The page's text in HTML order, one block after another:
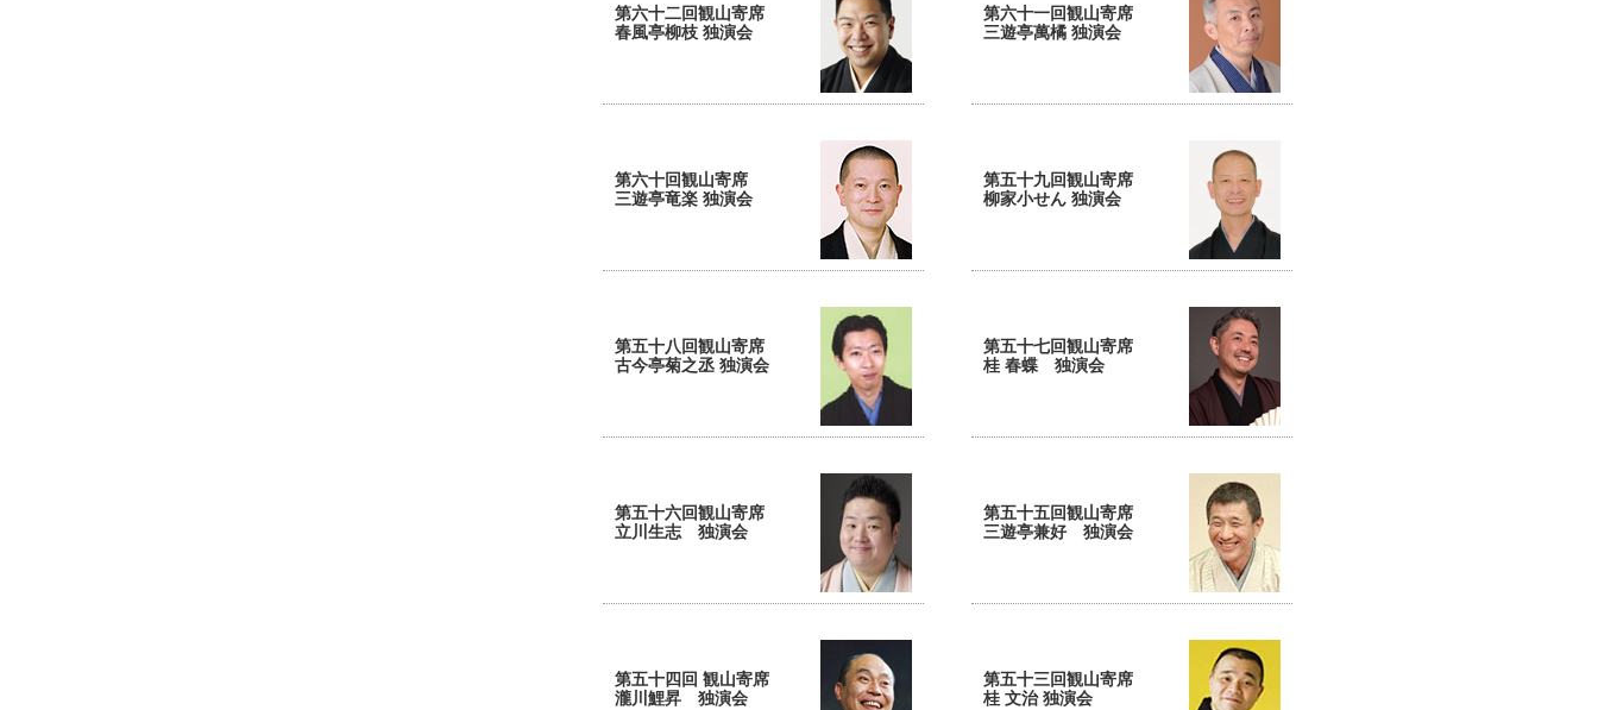
第六十二回観山寄席
春風亭柳枝 独演会
第六十一回観山寄席
三遊亭萬橘 独演会
第六十回観山寄席
三遊亭竜楽 独演会
第五十九回観山寄席
柳家小せん 独演会
第五十八回観山寄席
古今亭菊之丞 独演会
第五十七回観山寄席
桂 春蝶 独演会
第五十六回観山寄席
立川生志 独演会
第五十五回観山寄席
三遊亭兼好 独演会
第五十四回 観山寄席
瀧川鯉昇 独演会
第五十三回観山寄席
桂 文治 独演会